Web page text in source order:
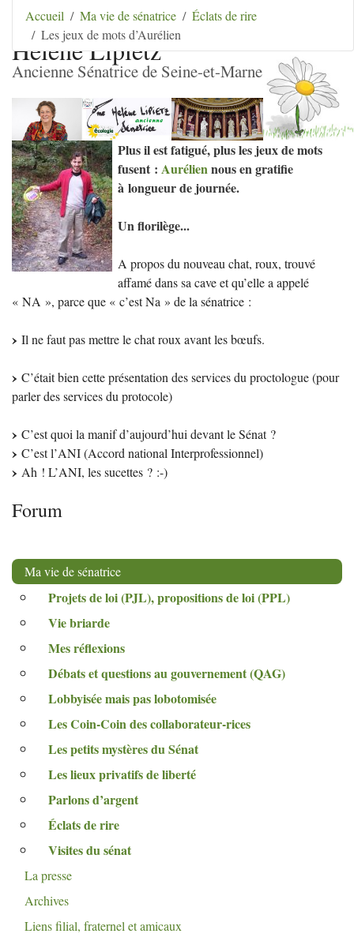
Aller au contenu Aller au menu
Aller au menu
secondaire
Aller à la recherche
Hélène Lipietz
Ancienne Sénatrice de Seine-et-Marne
Accueil Ma vie de sénatrice
Éclats de rire
Les jeux de mots d’Aurélien
Plus il est fatigué, plus les jeux de mots
fusent :Auréliennous en gratifie
à longueur de journée.
Un florilège...
A propos du nouveau chat, roux, trouvé
affamé dans sa cave et qu’elle a appelé
« NA », parce que « c’est Na » de la sénatrice :
Il ne faut pas mettre le chat roux avant les bœufs.
C’était bien cette présentation des services du proctologue (pour
parler des services du protocole)
C’est quoi la manif d’aujourd’hui devant le Sénat ?
C’est l’ANI(Accord national Interprofessionnel)
Ah ! L’ANI, les sucettes ? :-)
Forum
Ma vie de sénatrice
Projets de loi (PJL), propositions de loi (PPL)
Vie briarde
Mes réflexions
Débats et questions au gouvernement (QAG)
Lobbyisée mais pas lobotomisée
Les Coin-Coin des collaborateur-rices
Les petits mystères du Sénat
Les lieux privatifs de liberté
Parlons d’argent
Éclats de rire
Visites du sénat
La presse
Archives
Liens filial, fraternel et amicaux